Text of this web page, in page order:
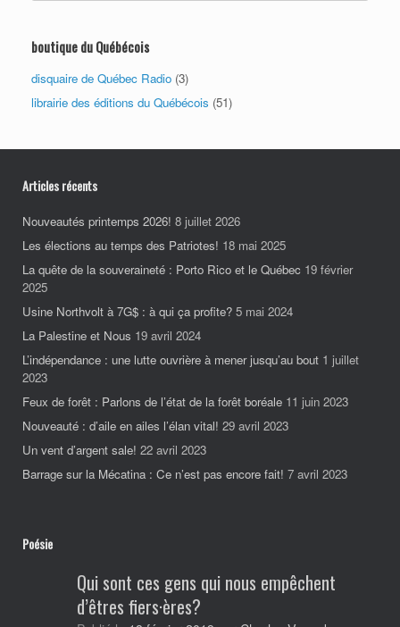
boutique du Québécois
disquaire de Québec Radio (3)
librairie des éditions du Québécois (51)
Articles récents
Nouveautés printemps 2026! 8 juillet 2026
Les élections au temps des Patriotes! 18 mai 2025
La quête de la souveraineté : Porto Rico et le Québec 19 février
2025
Usine Northvolt à 7G$ : à qui ça profite? 5 mai 2024
La Palestine et Nous 19 avril 2024
L’indépendance : une lutte ouvrière à mener jusqu’au bout 1 juillet
2023
Feux de forêt : Parlons de l’état de la forêt boréale 11 juin 2023
Nouveauté : d’aile en ailes l’élan vital! 29 avril 2023
Un vent d’argent sale! 22 avril 2023
Barrage sur la Mécatina : Ce n’est pas encore fait! 7 avril 2023
Poésie
Qui sont ces gens qui nous empêchent
d’êtres fiers·ères?